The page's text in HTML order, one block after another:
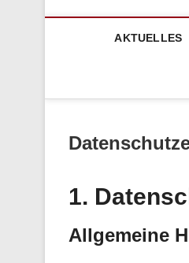
AKTUELLES
1.
Allgemeine